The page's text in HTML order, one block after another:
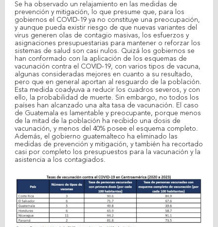
Se ha observado un relajamiento en las medidas de
prevención y mitigación, lo que presume que, para los
gobiernos el COVID-19 ya no constituye una preocupación,
y aunque pueda existir riesgo de que nuevas variantes del
virus generen olas de contagio masivas, los esfuerzos y
asignaciones presupuestarias para mantener o reforzar los
sistemas de salud son casi nulos. Quizá los gobiernos se
han conformado con la aplicación de los esquemas de
vacunación contra el COVID-19, con varios tipos de vacuna,
algunas consideradas mejores en cuanto a su resultado,
pero que en general aportan al resguardo de la población.
Esta medida coadyuva a reducir los cuadros severos, y con
ello, la probabilidad de muerte. Sin embargo, no todos los
países han alcanzado una alta tasa de vacunación. El caso
de Guatemala es lamentable y preocupante, porque menos
de la mitad de la población ha recibido una dosis de
vacunación, y menos del 40% posee el esquema completo.
Además, el gobierno guatemalteco ha eliminado las
medidas de prevención y mitigación, y también ha recortado
casi por completo los presupuestos para la vacunación y la
asistencia a los contagiados.